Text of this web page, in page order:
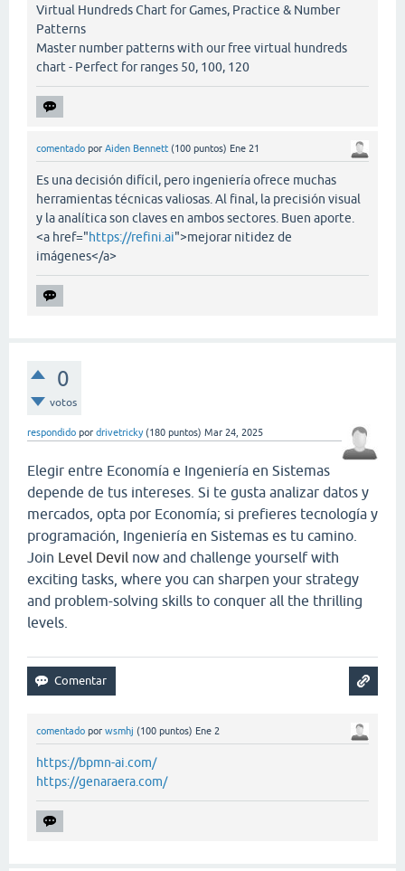
Virtual Hundreds Chart for Games, Practice & Number
Patterns
Master number patterns with our free virtual hundreds
chart - Perfect for ranges 50, 100, 120
comentado por Aiden Bennett (100 puntos) Ene 21
Es una decisión difícil, pero ingeniería ofrece muchas
herramientas técnicas valiosas. Al final, la precisión visual
y la analítica son claves en ambos sectores. Buen aporte.
<a href="https://refini.ai">mejorar nitidez de
imágenes</a>
0
votos
respondido por drivetricky (180 puntos) Mar 24, 2025
Elegir entre Economía e Ingeniería en Sistemas
depende de tus intereses. Si te gusta analizar datos y
mercados, opta por Economía; si prefieres tecnología y
programación, Ingeniería en Sistemas es tu camino.
Join Level Devil now and challenge yourself with
exciting tasks, where you can sharpen your strategy
and problem-solving skills to conquer all the thrilling
levels.
comentado por wsmhj (100 puntos) Ene 2
https://bpmn-ai.com/
https://genaraera.com/